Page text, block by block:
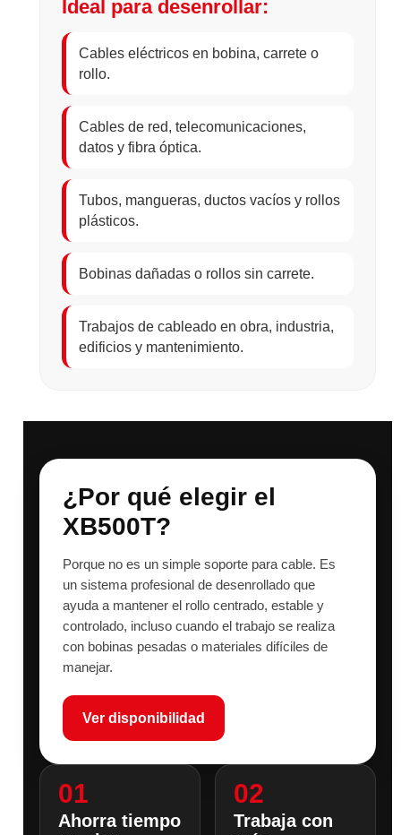
Ideal para desenrollar:
Cables eléctricos en bobina, carrete o
rollo.
Cables de red, telecomunicaciones,
datos y fibra óptica.
Tubos, mangueras, ductos vacíos y rollos
plásticos.
Bobinas dañadas o rollos sin carrete.
Trabajos de cableado en obra, industria,
edificios y mantenimiento.
¿Por qué elegir el
XB500T?
Porque no es un simple soporte para cable. Es
un sistema profesional de desenrollado que
ayuda a mantener el rollo centrado, estable y
controlado, incluso cuando el trabajo se realiza
con bobinas pesadas o materiales difíciles de
manejar.
Ver disponibilidad
01
Ahorra tiempo
02
Trabaja con